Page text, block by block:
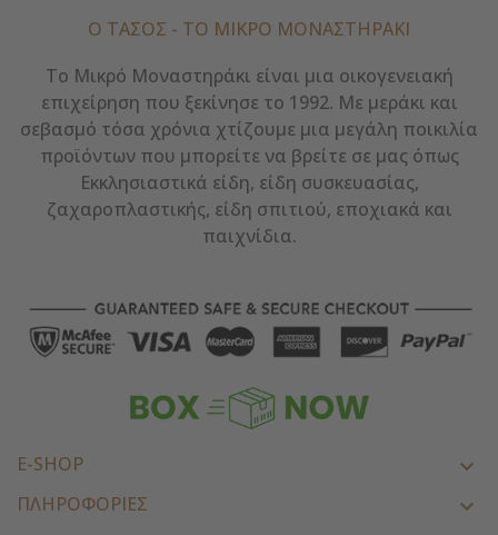
Ο ΤΑΣΟΣ - ΤΟ ΜΙΚΡΌ ΜΟΝΑΣΤΗΡΆΚΙ
Το Μικρό Μοναστηράκι είναι μια οικογενειακή
επιχείρηση που ξεκίνησε το 1992. Με μεράκι και
σεβασμό τόσα χρόνια χτίζουμε μια μεγάλη ποικιλία
προϊόντων που μπορείτε να βρείτε σε μας όπως
Εκκλησιαστικά είδη, είδη συσκευασίας,
ζαχαροπλαστικής, είδη σπιτιού, εποχιακά και
παιχνίδια.
E-SHOP 
ΠΛΗΡΟΦΟΡΙΕΣ 